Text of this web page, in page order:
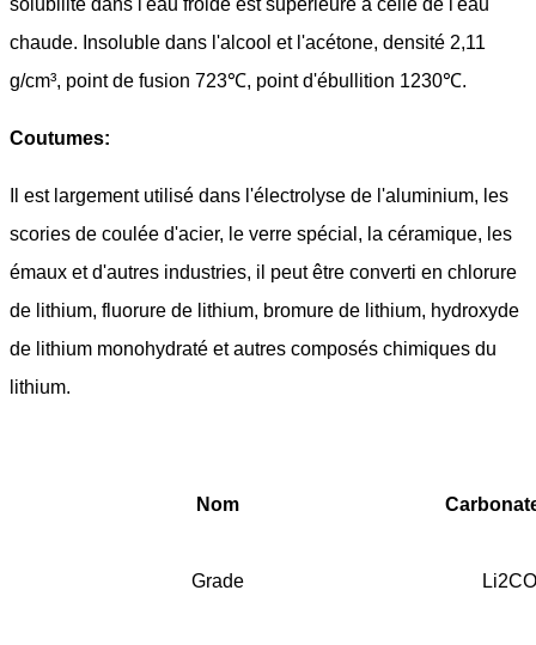
chaude. Insoluble dans l'alcool et l'acétone, densité 2,11
g/cm³, point de fusion 723℃, point d'ébullition 1230℃.
Coutumes:
Il est largement utilisé dans l'électrolyse de l'aluminium, les
scories de coulée d'acier, le verre spécial, la céramique, les
émaux et d'autres industries, il peut être converti en chlorure
de lithium, fluorure de lithium, bromure de lithium, hydroxyde
de lithium monohydraté et autres composés chimiques du
lithium.
Nom
Grade